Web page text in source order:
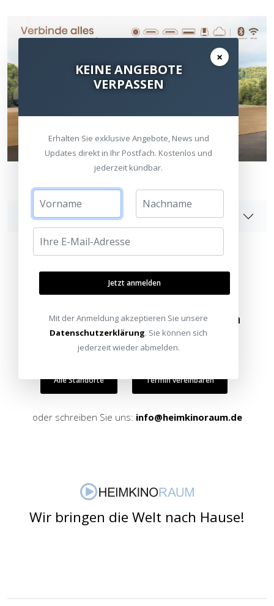
Angaben zur Produktsicherheit
Besuchen Sie unsere Ausstellungen
Bitte besuchen Sie uns nur mit Termin.
Alle Standorte Termin vereinbaren
oder schreiben Sie uns: info@heimkinoraum.de
Wir bringen die Welt nach Hause!
×
KEINE ANGEBOTE
VERPASSEN
Erhalten Sie exklusive Angebote, News und
Updates direkt in Ihr Postfach. Kostenlos und
jederzeit kündbar.
Jetzt anmelden
Mit der Anmeldung akzeptieren Sie unsere
Datenschutzerklärung. Sie können sich
jederzeit wieder abmelden.